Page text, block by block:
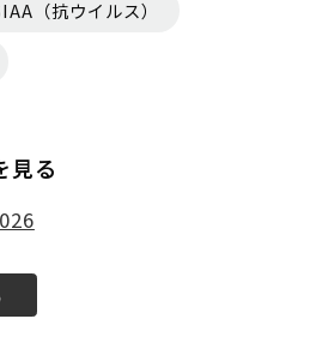
（抗ウイルス）
見る